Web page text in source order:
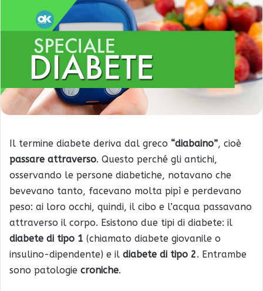
Il termine diabete deriva dal greco “diabaino”, cioè
passare attraverso. Questo perché gli antichi,
osservando le persone diabetiche, notavano che
bevevano tanto, facevano molta pipì e perdevano
peso: ai loro occhi, quindi, il cibo e l’acqua passavano
attraverso il corpo. Esistono due tipi di diabete: il
diabete di tipo 1 (chiamato diabete giovanile o
insulino-dipendente) e il diabete di tipo 2. Entrambe
sono patologie croniche.